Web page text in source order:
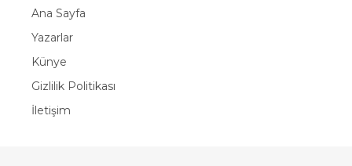
Ana Sayfa
Yazarlar
Künye
Gizlilik Politikası
İletişim